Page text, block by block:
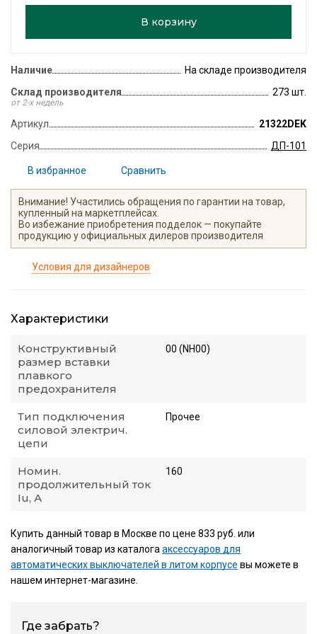
В корзину
Наличие
На складе производителя
Склад производителя
от 2-х недель
273 шт.
Артикул
21322DEK
Серия
ДП-101
В избранное Сравнить
Внимание! Участились обращения по гарантии на товар,
купленный на маркетплейсах.
Во избежание приобретения подделок — покупайте
продукцию у официальных дилеров производителя
Условия для дизайнеров
Характеристики
Конструктивный
размер вставки
плавкого
предохранителя
00 (NH00)
Тип подключения
силовой электрич.
цепи
Прочее
Номин.
продолжительный ток
Iu, А
160
Купить данный товар в Москве по цене 833 руб. или
аналогичный товар из каталогааксессуаров для
автоматических выключателей в литом корпусе вы можете в
нашем интернет-магазине.
Где забрать?